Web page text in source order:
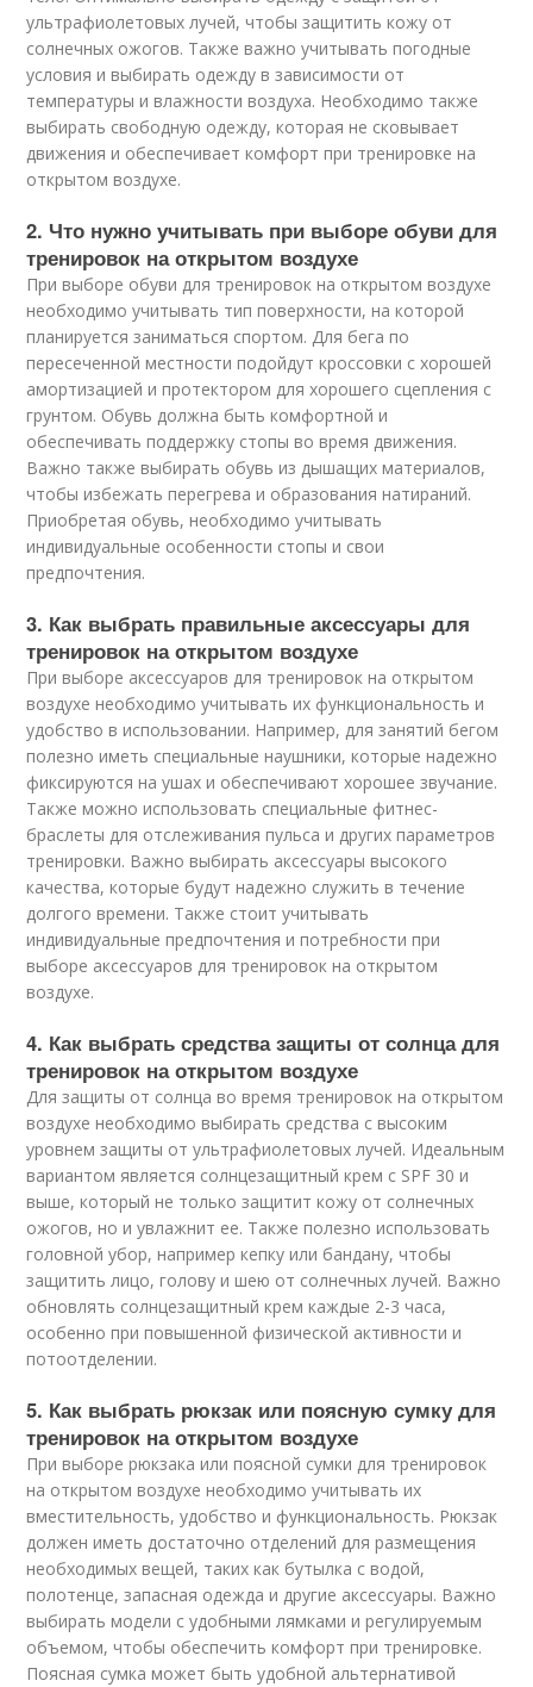
ультрафиолетовых лучей, чтобы защитить кожу от
солнечных ожогов. Также важно учитывать погодные
условия и выбирать одежду в зависимости от
температуры и влажности воздуха. Необходимо также
выбирать свободную одежду, которая не сковывает
движения и обеспечивает комфорт при тренировке на
открытом воздухе.
2. Что нужно учитывать при выборе обуви для
тренировок на открытом воздухе
При выборе обуви для тренировок на открытом воздухе
необходимо учитывать тип поверхности, на которой
планируется заниматься спортом. Для бега по
пересеченной местности подойдут кроссовки с хорошей
амортизацией и протектором для хорошего сцепления с
грунтом. Обувь должна быть комфортной и
обеспечивать поддержку стопы во время движения.
Важно также выбирать обувь из дышащих материалов,
чтобы избежать перегрева и образования натираний.
Приобретая обувь, необходимо учитывать
индивидуальные особенности стопы и свои
предпочтения.
3. Как выбрать правильные аксессуары для
тренировок на открытом воздухе
При выборе аксессуаров для тренировок на открытом
воздухе необходимо учитывать их функциональность и
удобство в использовании. Например, для занятий бегом
полезно иметь специальные наушники, которые надежно
фиксируются на ушах и обеспечивают хорошее звучание.
Также можно использовать специальные фитнес-
браслеты для отслеживания пульса и других параметров
тренировки. Важно выбирать аксессуары высокого
качества, которые будут надежно служить в течение
долгого времени. Также стоит учитывать
индивидуальные предпочтения и потребности при
выборе аксессуаров для тренировок на открытом
воздухе.
4. Как выбрать средства защиты от солнца для
тренировок на открытом воздухе
Для защиты от солнца во время тренировок на открытом
воздухе необходимо выбирать средства с высоким
уровнем защиты от ультрафиолетовых лучей. Идеальным
вариантом является солнцезащитный крем с SPF 30 и
выше, который не только защитит кожу от солнечных
ожогов, но и увлажнит ее. Также полезно использовать
головной убор, например кепку или бандану, чтобы
защитить лицо, голову и шею от солнечных лучей. Важно
обновлять солнцезащитный крем каждые 2-3 часа,
особенно при повышенной физической активности и
потоотделении.
5. Как выбрать рюкзак или поясную сумку для
тренировок на открытом воздухе
При выборе рюкзака или поясной сумки для тренировок
на открытом воздухе необходимо учитывать их
вместительность, удобство и функциональность. Рюкзак
должен иметь достаточно отделений для размещения
необходимых вещей, таких как бутылка с водой,
полотенце, запасная одежда и другие аксессуары. Важно
выбирать модели с удобными лямками и регулируемым
объемом, чтобы обеспечить комфорт при тренировке.
Поясная сумка может быть удобной альтернативой